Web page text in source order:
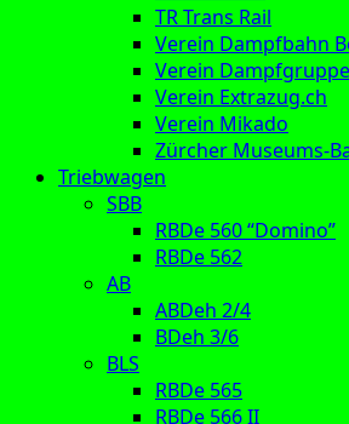
TR Trans Rail
Verein Dampfbahn
Verein
Verein Extrazug.ch
Verein Mikado
Zürcher Museums-
Triebwagen
SBB
RBDe 560 “Domino”
RBDe 562
AB
ABDeh 2/4
BDeh 3/6
BLS
RBDe 565
RBDe 566 II